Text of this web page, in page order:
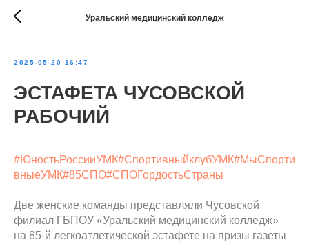
Уральский медицинский колледж
2025-05-20 16:47
ЭСТАФЕТА ЧУСОВСКОЙ
РАБОЧИЙ
#ЮностьРоссииУМК#СпортивныйклубУМК#МыСпорти
вныеУМК#85СПО#СПОГордостьСтраны
Две женские команды представляли Чусовской
филиал ГБПОУ «Уральский медицинский колледж»
на 85-й легкоатлетической эстафете на призы газеты